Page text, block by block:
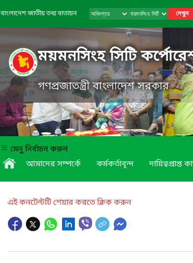
বাংলাদেশ জাতীয় তথ্য বাতায়ন দেখুন
ময়মনসিংহ সিটি
গণপ্রজাতন্ত্রী বাংলাদেশ সরকার
মেনু নির্বাচন করুন
আমাদের সম্পর্কে
কর্মকর্তাবৃন্দ দায়িত্বপ্রাপ্ত
এই কনটেন্টটি শেয়ার করতে ক্লিক করুন